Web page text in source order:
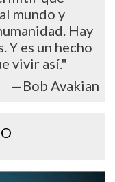
mundo y
Hay
Y es un hecho
vivir así."
—Bob Avakian